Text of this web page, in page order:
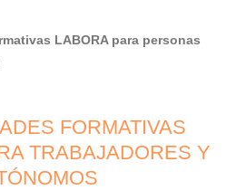
LABORA para personas
FORMATIVAS
TRABAJADORES Y